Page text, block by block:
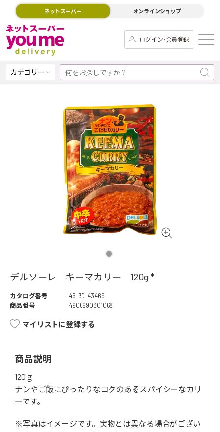
ネットスーパー オンラインショップ
ログイン･会員登録
カテゴリー
デルソーレ キーマカリー 120g *
カタログ番号
46-30-43469
商品番号
4906690301068
マイリストに登録する
商品説明
120ｇ
ナンやご飯にぴったりなコクのあるスパイシーなカリ
ーです。
※写真はイメージです。実物とは異なる場合がござい